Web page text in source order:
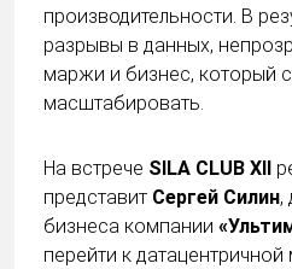
производительности. В
разрывы в данных,
маржи и бизнес, который
масштабировать.
На встрече SILA CLUB XII
представит Сергей Силин,
бизнеса компании
перейти к